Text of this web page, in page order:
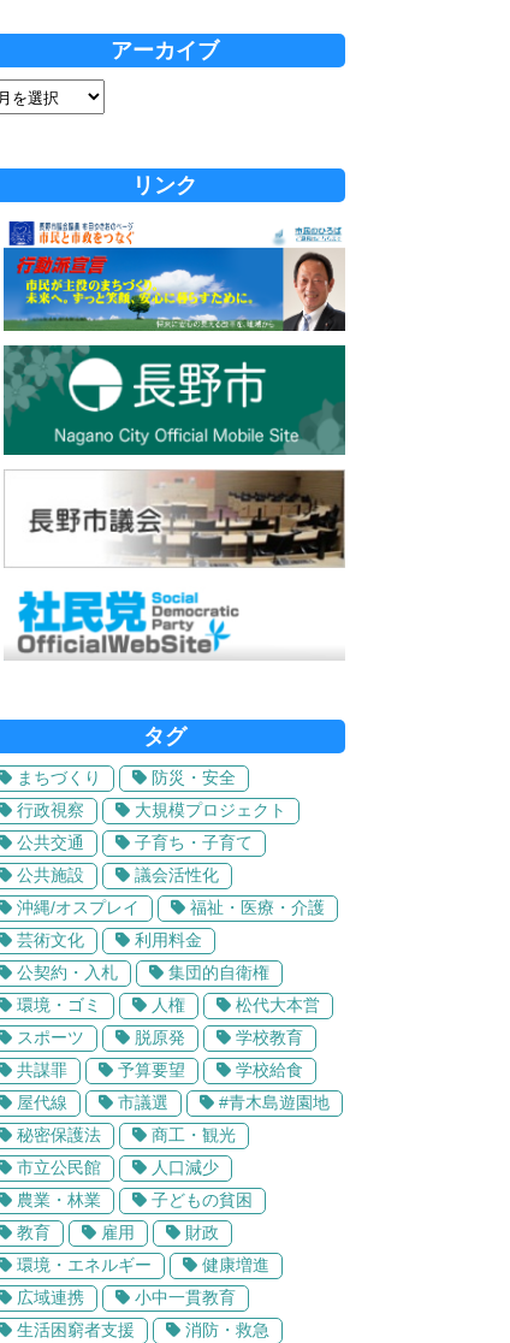
アーカイブ
リンク
タグ
まちづくり
防災・安全
行政視察
大規模プロジェクト
公共交通
子育ち・子育て
公共施設
議会活性化
沖縄/オスプレイ
福祉・医療・介護
芸術文化
利用料金
公契約・入札
集団的自衛権
環境・ゴミ
人権
松代大本営
スポーツ
脱原発
学校教育
共謀罪
予算要望
学校給食
屋代線
市議選
#青木島遊園地
秘密保護法
商工・観光
市立公民館
人口減少
農業・林業
子どもの貧困
教育
雇用
財政
環境・エネルギー
健康増進
広域連携
小中一貫教育
生活困窮者支援
消防・救急